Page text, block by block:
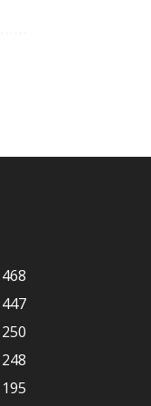
468
447
250
248
195